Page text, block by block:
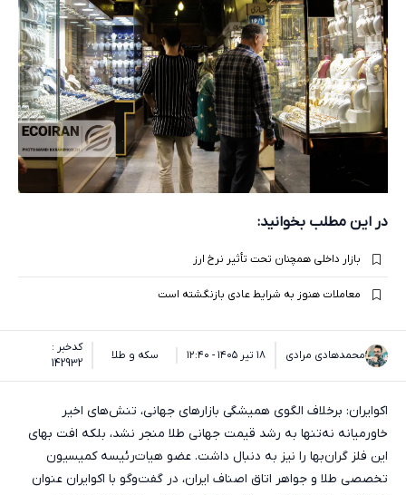
در این مطلب بخوانید:
بازار داخلی همچنان تحت تأثیر نرخ ارز
معاملات هنوز به شرایط عادی بازنگشته است
محمدهادی مرادی ۱۸ تیر ۱۴۰۵ - ۱۲:۴۰ سکه و طلا
کدخبر :
142932
اکوایران: برخلاف الگوی همیشگی بازارهای جهانی، تنش‌های اخیر
خاورمیانه نه‌تنها به رشد قیمت جهانی طلا منجر نشد، بلکه افت بهای
این فلز گران‌بها را نیز به دنبال داشت. عضو هیات‌رئیسه کمیسیون
تخصصی طلا و جواهر اتاق اصناف ایران، در گفت‌وگو با اکوایران عنوان